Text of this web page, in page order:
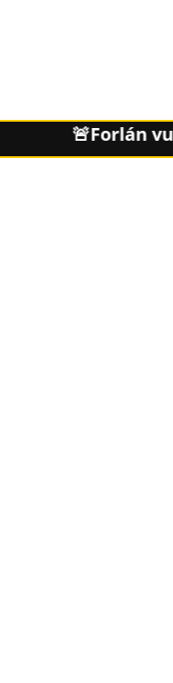
🚨Forlán vuelve